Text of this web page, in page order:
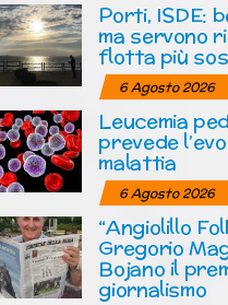
Porti, ISDE:
ma servono
flotta più
6 Agosto 2026
Leucemia
prevede
malattia
6 Agosto 2026
“Angiolillo
Gregorio
Bojano il
giornalismo